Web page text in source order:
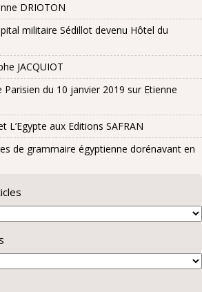
DRIOTON
militaire Sédillot devenu Hôtel du
JACQUIOT
Parisien du 10 janvier 2019 sur Etienne
L’Egypte aux Editions SAFRAN
de grammaire égyptienne dorénavant en